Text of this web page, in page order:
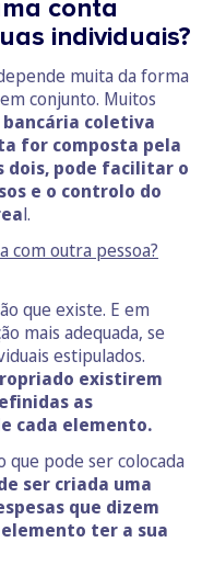
conta
individuais?
muita da forma
conjunto. Muitos
coletiva
for composta pela
dois, pode facilitar o
e o controlo do
l.
com outra pessoa?
que existe. E em
mais adequada, se
estipulados.
existirem
as
cada elemento.
que pode ser colocada
ser criada uma
que dizem
ter a sua